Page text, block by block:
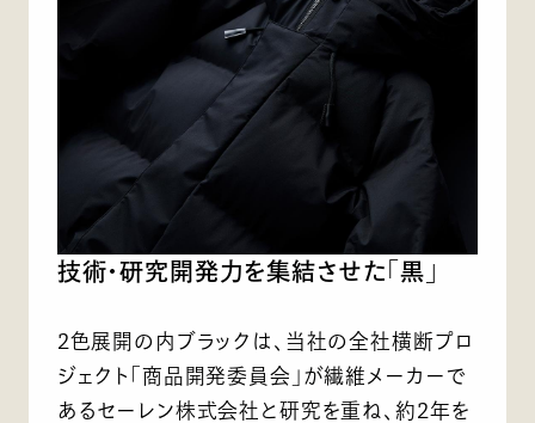
技術・研究開発力を集結させた「黒」
2色展開の内ブラックは、当社の全社横断プロ
ジェクト「商品開発委員会」が繊維メーカーで
あるセーレン株式会社と研究を重ね、約2年を